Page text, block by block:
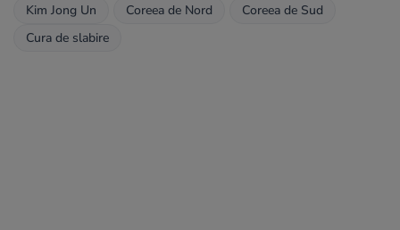
Kim Jong Un Coreea de Nord
Coreea de Sud
Cura de slabire